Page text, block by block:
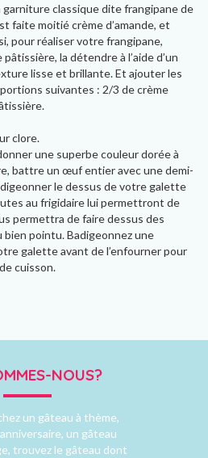
garniture classique dite frangipane de
faite moitié crème d’amande, et
pour réaliser votre frangipane,
la détendre à l’aide d’un
lisse et brillante. Et ajouter les
suivantes : 2/3 de crème
clore.
une superbe couleur dorée à
battre un œuf entier avec une demi-
le dessus de votre galette
au frigidaire lui permettront de
permettra de faire dessus des
bien pointu. Badigeonnez une
galette avant de l’enfourner pour
cuisson.
NOUS?
un gâteau à thème,
un gâteau
trouvez le gâteau dont